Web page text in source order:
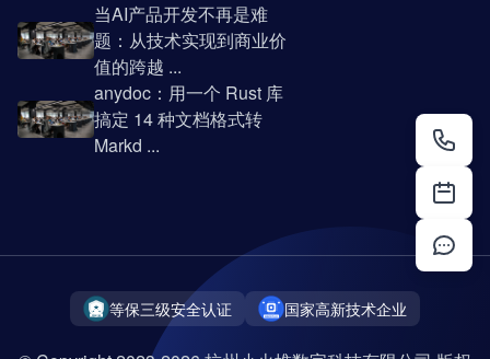
当AI产品开发不再是难
题：从技术实现到商业价
值的跨越 ...
anydoc：用一个 Rust 库
搞定 14 种文档格式转
Markd ...
等保三级安全认证 国家高新技术企业